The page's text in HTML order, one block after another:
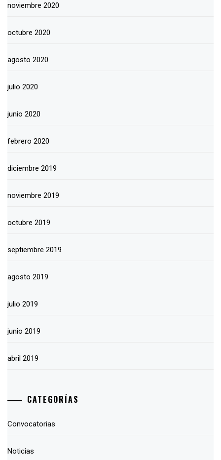
noviembre 2020
octubre 2020
agosto 2020
julio 2020
junio 2020
febrero 2020
diciembre 2019
noviembre 2019
octubre 2019
septiembre 2019
agosto 2019
julio 2019
junio 2019
abril 2019
CATEGORÍAS
Convocatorias
Noticias